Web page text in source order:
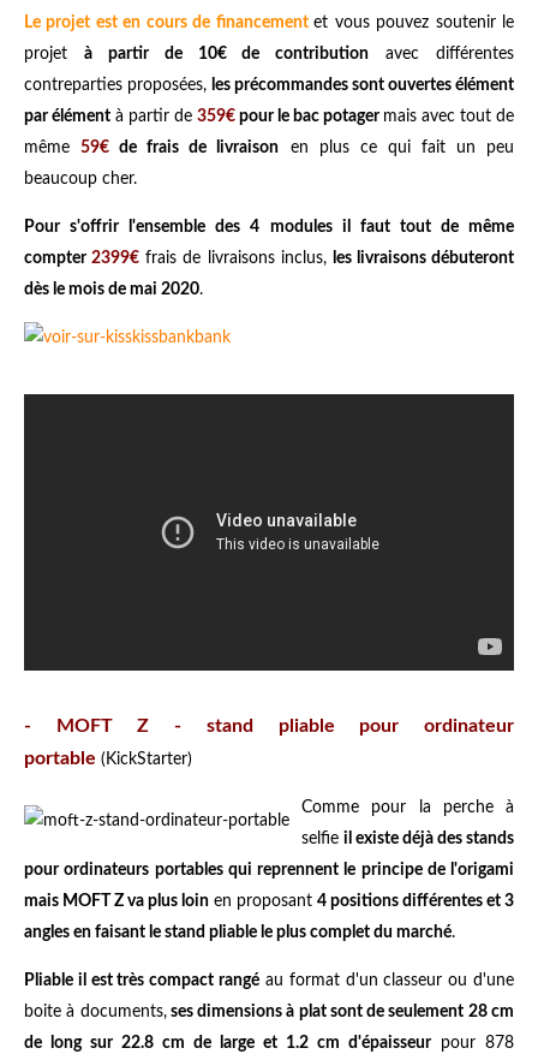
Le projet est en cours de financement et vous pouvez soutenir le
projet à partir de 10€ de contribution avec différentes
contreparties proposées, les précommandes sont ouvertes élément
par élément à partir de 359€ pour le bac potager mais avec tout de
même59€ de frais de livraison en plus ce qui fait un peu
beaucoup cher.
Pour s'offrir l'ensemble des 4 modules il faut tout de même
compter2399€ frais de livraisons inclus, les livraisons débuteront
dès le mois de mai 2020.
- MOFT Z - stand pliable pour ordinateur
portable (KickStarter)
Comme pour la perche à
selfie il existe déjà des stands
pour ordinateurs portables qui reprennent le principe de l'origami
mais MOFT Z va plus loin en proposant 4 positions différentes et 3
angles en faisant le stand pliable le plus complet du marché.
Pliable il est très compact rangé au format d'un classeur ou d'une
boite à documents,ses dimensions à plat sont de seulement 28 cm
de long sur 22.8 cm de large et 1.2 cm d'épaisseurpour 878